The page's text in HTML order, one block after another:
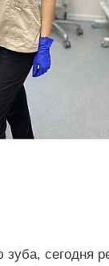
зуба, сегодня